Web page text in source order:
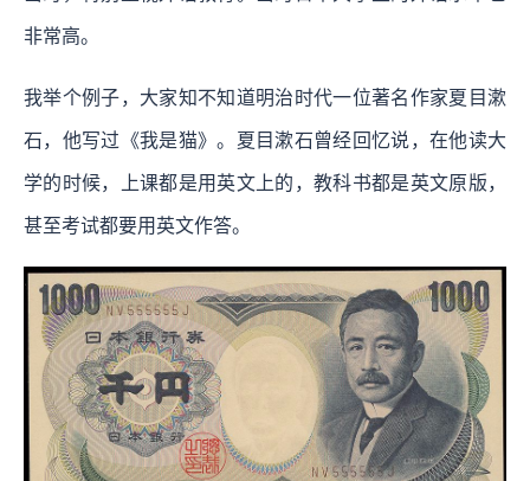
非常高。
我举个例子，大家知不知道明治时代一位著名作家夏目漱
石，他写过《我是猫》。夏目漱石曾经回忆说，在他读大
学的时候，上课都是用英文上的，教科书都是英文原版，
甚至考试都要用英文作答。